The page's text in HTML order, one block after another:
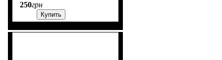
250грн
Купить